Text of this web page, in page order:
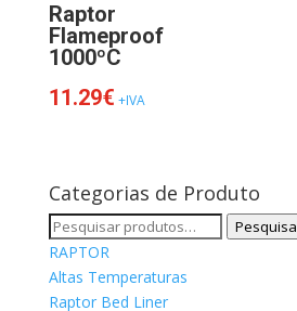
Raptor
Flameproof
1000ºC
11.29€ +IVA
Categorias de Produto
Pesquisar
por:
Pesquisa
RAPTOR
Altas Temperaturas
Raptor Bed Liner